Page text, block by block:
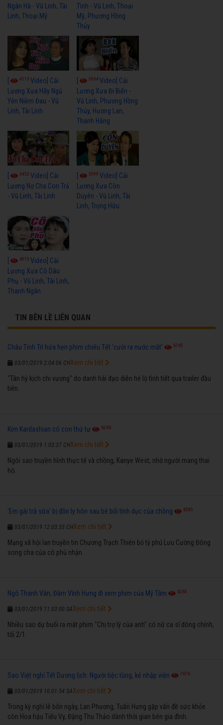
Ngân Hà - Vũ Linh, Tài
Linh, Thoại Mỹ
Tình - Vũ Linh, Thoại
Mỹ, Phương Hồng
Thủy
4113 Video] Cải
Lương Xưa Hãy Ngủ
Yên Niềm Đau - Vũ
Linh, Tài Linh
3964Video] Cải
Lương Xưa Đi Biển -
Vũ Linh, Phương Hồng
Thủy, Hương Lan,
Thanh Hằng
4432 Video] Cải
Lương Nợ Cha Con Trả
- Vũ Linh, Tài Linh
3599Video] Cải
Lương Xưa Còn
Duyên - Vũ Linh, Tài
Linh, Trọng Hữu
[ 4015 Video] Cải
Lương Xưa Cô Dâu
Phụ - Vũ Linh, Tài Linh,
Thanh Ngân
TIN BÊN LỀ LIÊN QUAN
Châu Tinh Trì hứa hẹn phim chiếu Tết 'cười ra nước mắt' 6765
03/01/2019 2:04:06 CH
"Tân hỷ kịch chi vương" do danh hài đạo diễn hé lộ tình tiết qua trailer đầu
tiên.
Xem chi tiết
Kim Kardashian có con thứ tư 6266
03/01/2019 1:03:37 CH
Ngôi sao truyền hình thực tế và chồng, Kanye West, nhờ người mang thai
hộ.
Xem chi tiết
'Em gái trà sữa' bị đồn ly hôn sau bê bối tình dục của chồng 6585
03/01/2019 12:03:33 CH
Mạng xã hội lan truyền tin Chương Trạch Thiên bỏ tỷ phú Lưu Cường Đông
song cha của cô phủ nhận.
Xem chi tiết
Ngô Thanh Vân, Đàm Vĩnh Hưng đi xem phim của Mỹ Tâm 6265
03/01/2019 11:03:00 SA
Nhiều sao dự buổi ra mắt phim "Chị trợ lý của anh" có nữ ca sĩ đóng chính,
tối 2/1.
Xem chi tiết
Sao Việt nghỉ Tết Dương lịch: Người tiệc tùng, kẻ nhập viện 7676
03/01/2019 10:01:54 SA
Trong kỳ nghỉ lễ bốn ngày, Lan Phương, Tuấn Hưng gặp vấn đề sức khỏe
còn Hoa hậu Tiểu Vy, Đặng Thu Thảo dành thời gian bên gia đình.
Xem chi tiết